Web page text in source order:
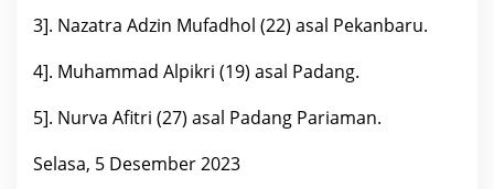
3]. Nazatra Adzin Mufadhol (22) asal Pekanbaru.
4]. Muhammad Alpikri (19) asal Padang.
5]. Nurva Afitri (27) asal Padang Pariaman.
Selasa, 5 Desember 2023